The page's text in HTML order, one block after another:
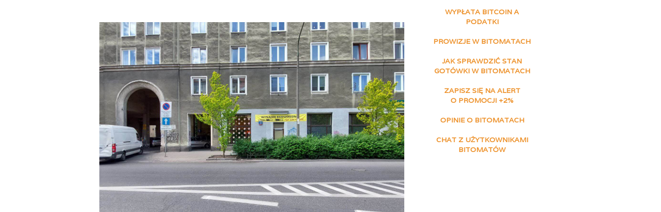
WYPŁATA BITCOIN A
PODATKI
PROWIZJE W BITOMATACH
JAK SPRAWDZIĆ STAN
GOTÓWKI W BITOMATACH
ZAPISZ SIĘ NA ALERT
O PROMOCJI +2%
OPINIE O BITOMATACH
CHAT Z UŻYTKOWNIKAMI
BITOMATÓW